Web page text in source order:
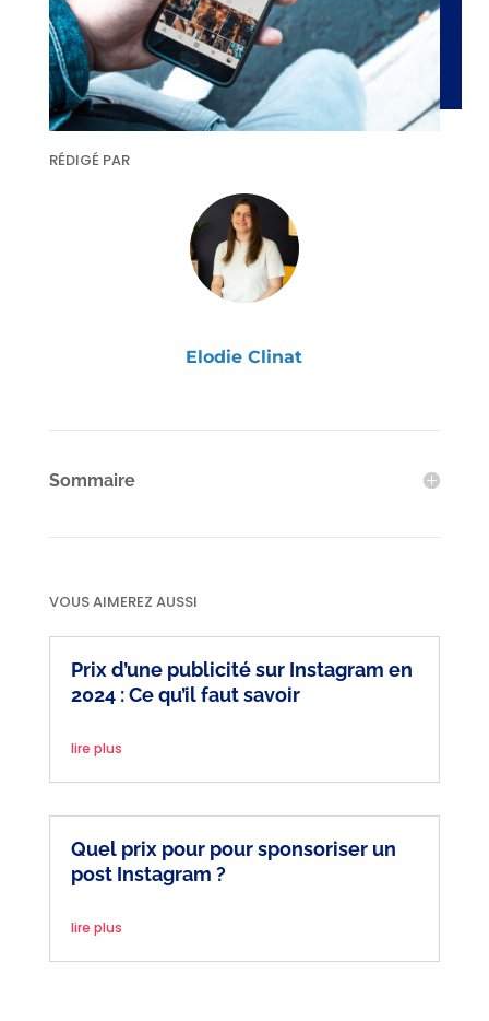
RÉDIGÉ PAR
Elodie Clinat
Sommaire
VOUS AIMEREZ AUSSI
Prix d’une publicité sur Instagram en
2024 : Ce qu’il faut savoir
lire plus
Quel prix pour pour sponsoriser un
post Instagram ?
lire plus